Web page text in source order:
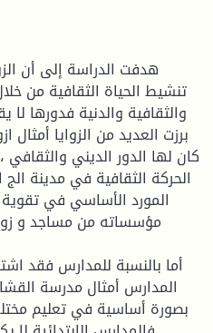
هدفت الدراسة إلى أن
تنشيط الحياة الثقافية من
والثقافية والدنية فدورها
برزت العديد من الزوايا أمثال
كان لها الدور الديني
الحركة الثقافية في مدينة
المورد الأساسي في
مؤسساته من مساجد و
أما بالنسبة للمدارس فقد
المدارس أمثال مدرسة
بصورة أساسية في تعليم